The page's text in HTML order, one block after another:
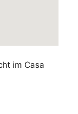
im Casa